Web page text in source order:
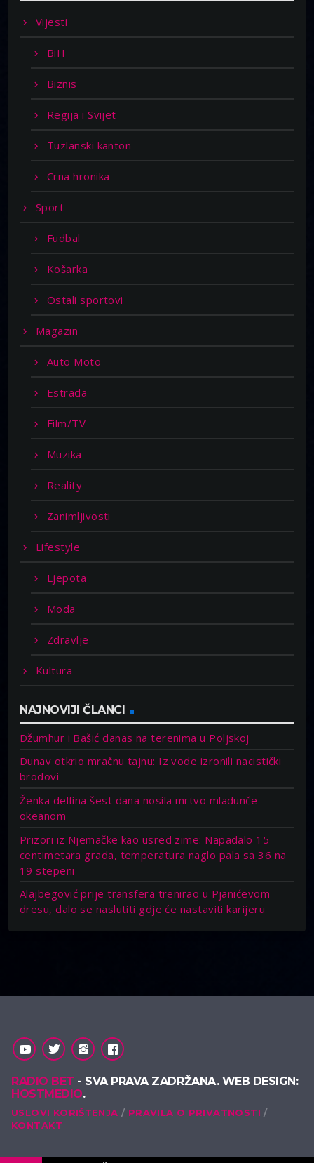
Vijesti
BiH
Biznis
Regija i Svijet
Tuzlanski kanton
Crna hronika
Sport
Fudbal
Košarka
Ostali sportovi
Magazin
Auto Moto
Estrada
Film/TV
Muzika
Reality
Zanimljivosti
Lifestyle
Ljepota
Moda
Zdravlje
Kultura
NAJNOVIJI ČLANCI
Džumhur i Bašić danas na terenima u Poljskoj
Dunav otkrio mračnu tajnu: Iz vode izronili nacistički
brodovi
Ženka delfina šest dana nosila mrtvo mladunče
okeanom
Prizori iz Njemačke kao usred zime: Napadalo 15
centimetara grada, temperatura naglo pala sa 36 na
19 stepeni
Alajbegović prije transfera trenirao u Pjanićevom
dresu, dalo se naslutiti gdje će nastaviti karijeru
RADIO BET - SVA PRAVA ZADRŽANA. WEB DESIGN:
HOSTMEDIO.
USLOVI KORIŠTENJA
PRAVILA O PRIVATNOSTI
KONTAKT